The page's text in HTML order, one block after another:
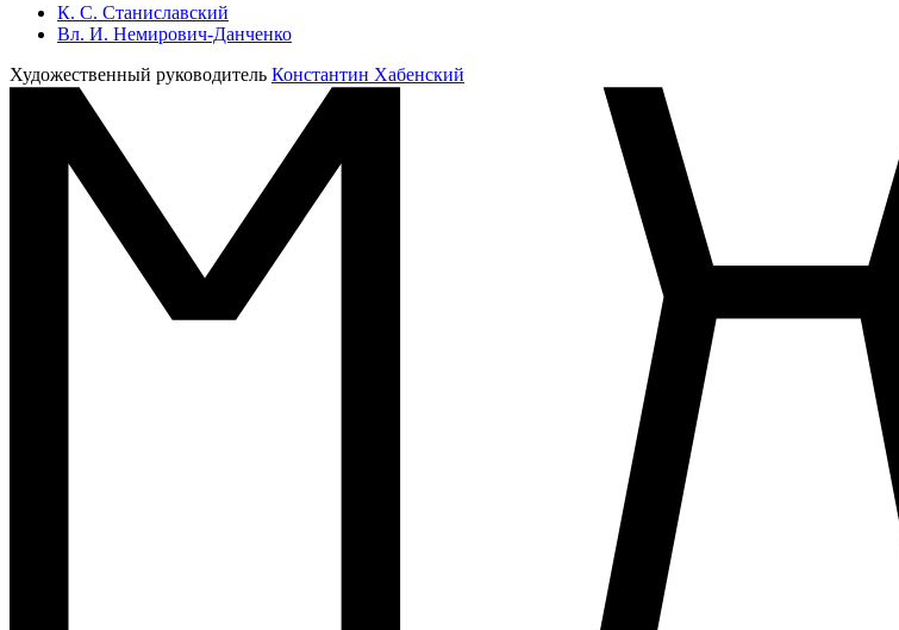
К. С. Станиславский
Вл. И. Немирович-Данченко
Художественный руководитель Константин Хабенский